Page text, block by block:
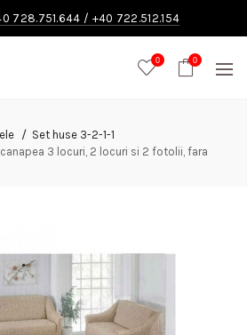
728.751.644 / +40 722.512.154
0 0
Set huse 3-2-1-1
3 locuri, 2 locuri si 2 fotolii, fara